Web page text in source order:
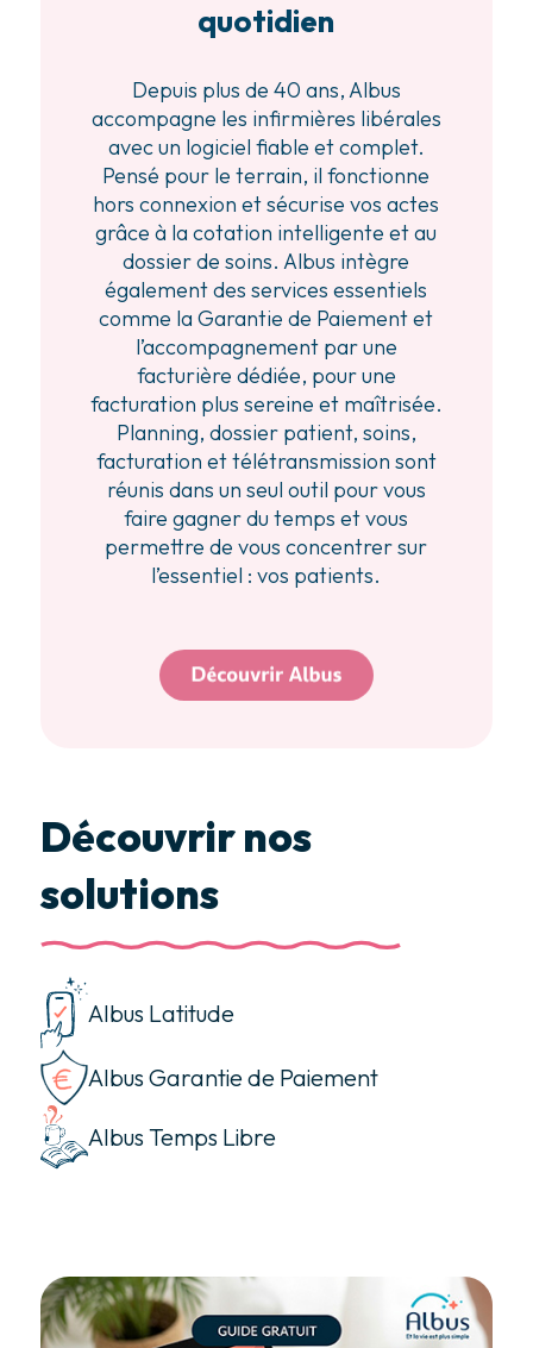
quotidien
Depuis plus de 40 ans, Albus
accompagne les infirmières libérales
avec un logiciel fiable et complet.
Pensé pour le terrain, il fonctionne
hors connexion et sécurise vos actes
grâce à la cotation intelligente et au
dossier de soins. Albus intègre
également des services essentiels
comme la Garantie de Paiement et
l’accompagnement par une
facturière dédiée, pour une
facturation plus sereine et maîtrisée.
Planning, dossier patient, soins,
facturation et télétransmission sont
réunis dans un seul outil pour vous
faire gagner du temps et vous
permettre de vous concentrer sur
l’essentiel : vos patients.
Découvrir nos
solutions
Albus Latitude
Albus Garantie de Paiement
Albus Temps Libre